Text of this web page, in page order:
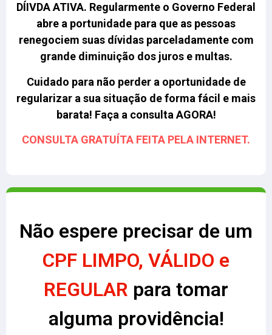
DÍIVDA ATIVA. Regularmente o Governo Federal
abre a portunidade para que as pessoas
renegociem suas dívidas parceladamente com
grande diminuição dos juros e multas.
Cuidado para não perder a oportunidade de
regularizar a sua situação de forma fácil e mais
barata! Faça a consulta AGORA!
CONSULTA GRATUÍTA FEITA PELA INTERNET.
Não espere precisar de um
CPF LIMPO, VÁLIDO e
REGULAR para tomar
alguma providência!